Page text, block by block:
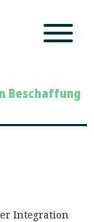
Beschaffung
Integration